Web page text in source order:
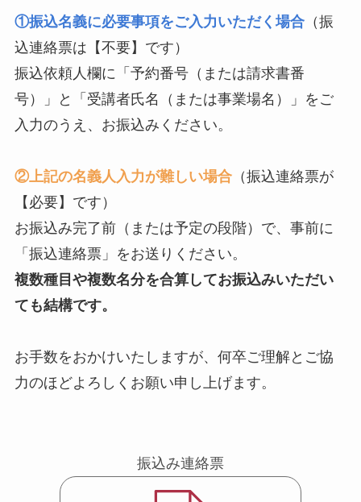
①振込名義に必要事項をご入力いただく場合（振
込連絡票は【不要】です）
振込依頼人欄に「予約番号（または請求書番
号）」と「受講者氏名（または事業場名）」をご
入力のうえ、お振込みください。
②上記の名義人入力が難しい場合（振込連絡票が
【必要】です）
お振込み完了前（または予定の段階）で、事前に
「振込連絡票」をお送りください。
複数種目や複数名分を合算してお振込みいただい
ても結構です。
お手数をおかけいたしますが、何卒ご理解とご協
力のほどよろしくお願い申し上げます。
振込み連絡票